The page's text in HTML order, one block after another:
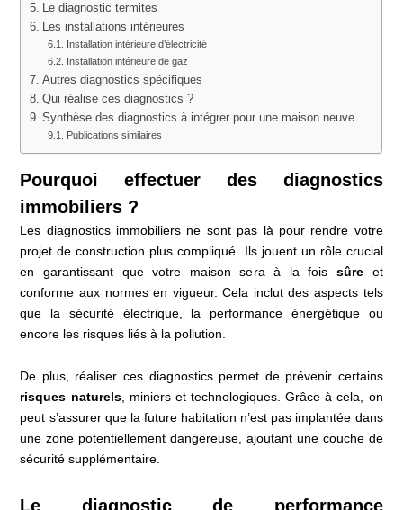
Le diagnostic termites
Les installations intérieures
Installation intérieure d’électricité
Installation intérieure de gaz
Autres diagnostics spécifiques
Qui réalise ces diagnostics ?
Synthèse des diagnostics à intégrer pour une maison neuve
Publications similaires :
Pourquoi effectuer des diagnostics
immobiliers ?
Les diagnostics immobiliers ne sont pas là pour rendre votre
projet de construction plus compliqué. Ils jouent un rôle crucial
en garantissant que votre maison sera à la fois sûre et
conforme aux normes en vigueur. Cela inclut des aspects tels
que la sécurité électrique, la performance énergétique ou
encore les risques liés à la pollution.
De plus, réaliser ces diagnostics permet de prévenir certains
risques naturels, miniers et technologiques. Grâce à cela, on
peut s’assurer que la future habitation n’est pas implantée dans
une zone potentiellement dangereuse, ajoutant une couche de
sécurité supplémentaire.
Le diagnostic de performance